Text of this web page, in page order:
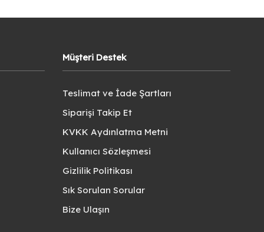
Müşteri Destek
Teslimat ve İade Şartları
Siparişi Takip Et
KVKK Aydınlatma Metni
Kullanıcı Sözleşmesi
Gizlilik Politikası
Sık Sorulan Sorular
Bize Ulaşın